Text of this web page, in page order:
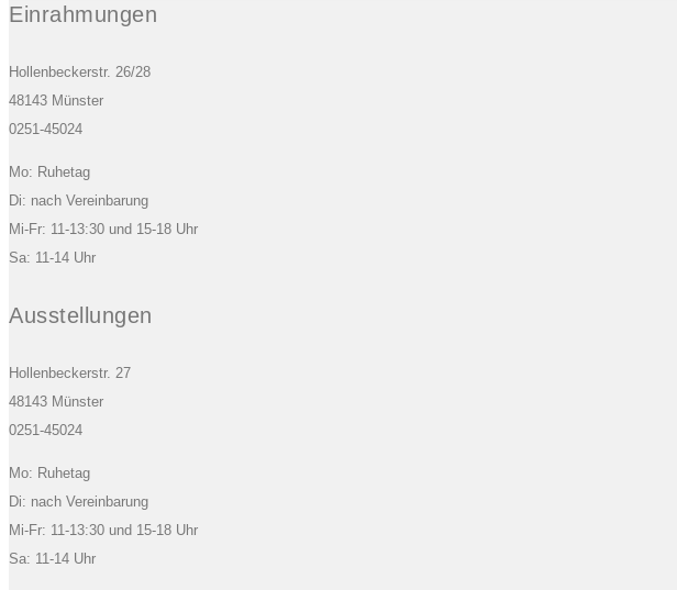
Einrahmungen
Hollenbeckerstr. 26/28
48143 Münster
0251-45024
Mo: Ruhetag
Di: nach Vereinbarung
Mi-Fr: 11-13:30 und 15-18 Uhr
Sa: 11-14 Uhr
Ausstellungen
Hollenbeckerstr. 27
48143 Münster
0251-45024
Mo: Ruhetag
Di: nach Vereinbarung
Mi-Fr: 11-13:30 und 15-18 Uhr
Sa: 11-14 Uhr